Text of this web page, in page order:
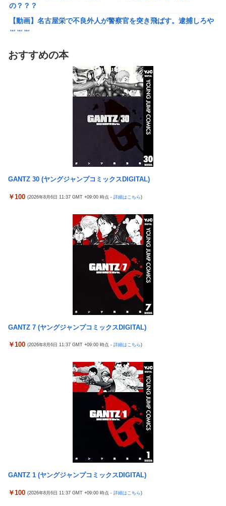
【勇者王ガオガイガー】PLAMATEA「獅子王凱」プラモデル
【明日予約開始】
無理やり家族旅行に付いてきて露天風呂でも大声で嫌味を言う
決行した前代未聞の返り討ちがこちら←身体を張った捨て身の反
撃すぎる
【悲報】女「丸亀製麺美味しかったね」俺「また来ようよ」店員
「お会計2380円になりまーす」→その後『こう』なったんだが俺
悪くないよな？？？？？？？？
【驚愕】ユーチューバー「撮影で使うから、この高級時計も車も
ぜ～んぶ経費でタダ！ｗ」←まさかコレ本気にしてる奴なんてお
らんよな？よな？w w w w w w w w w w w
【衝撃画像】ババアがジジイにチェーンソー！？←一体何があっ
たんやコレw w w w w w w w w
【悲報】みい山の作者、自分の過去を消しまくる
が逮捕
【悲報】俺、「株の損失」が凄すぎて死にたい・・・
東京五輪出場の元重量挙げ日本代表選手逮捕 コンビニで卵2パ
ックとしょうゆ1本(835円相当)万引きし店長をケガさせたか
国民「円安で生活が苦しい！」高市「すぐにアメリカと異例の協
調介入して円高にしました」
水戸かな 人妻・主婦 不倫した【妻・かな】とその【相手・美
咲】にチ×ポを捻じ込んで子宮で理解らせてやった。
「コンビニ、馬鹿にすんなよ」→あのオーナー夫婦、不起訴ｗｗ
落ちる
高市政権「減税します」→財源「これから考えます」
【速報】日本一ソフトウェア「定価9000円のゲームです。買って
下さい。」→結果・・・
【訃報】人気Vtuberの犬、19歳で死去
とんでもない「積みプラ」がテレビで放送されてしまう
【正論】X民「真の弱者男性は恋愛ゲームとかアニメ見てない。
本当の闇を見せるね」←170000バズwwwwwww
【速報】ジャンポケ斎藤、求刑7年で逝く。実刑確実か
【シンデレラガールズ】 百鬼夜行をテーマとしたPOP UP SHOP
【エ□漫画】 学校で一番人気で憧れの清楚美人先輩JKに何故か突
の？？？
【動画】名古屋栄で不良外人が警察官を突き飛ばす。逮捕しろや
ｗｗｗ
【明日予約開始】
無理やり家族旅行に付いてきて露天風呂でも大声で嫌味を言う
姑。爆発寸前の私が他の客の前で「一世一代の勇気」を振り絞り
決行した前代未聞の返り討ちがこちら←身体を張った捨て身の反
【悲報】まどマギ映画、来月公開なのに話題にならない
【悲報】Amazon、デザイン改悪か
【愕然】ワイ、久しぶりに元カノのインスタ見た結果とんでもな
オコエ瑠偉、メキシコに渡って2球団を即クビ→SNS更新が3ヶ月
間止まって消息不明に
と「Type-B」になってしまう
「コンビニ、馬鹿にすんなよ」→あのオーナー夫婦、不起訴ｗｗ
【悲報】ジャンプ、ついに98万部…全盛期653万部からここまで
高市政権「減税します」→財源「これから考えます」
【悲報】熊本は猛暑と断水…その頃、茂木外相は中南米でニッコ
【エ□漫画】 学校で一番人気で憧れの清楚美人先輩JKに何故か突
然エ□動画撮影の竿役を頼まれて…！？
は直近での値上げ可能性低い」
エクスアリーナ松戸がディスクアップ2を撤去したらしくディス
クアッパーさん達から落胆の声
セクシー女優「熊本に300万円寄付します」 アンチ「汚い金あり
【実戦報告】eSAOアリシゼーションの評判まとめ！新台稼働
No.1！出率98％、平均19回転とフェアに楽しめる数値が出てい
やヒデヨシちゃんはママなのか。ノブ様はママではないのかを
【日向坂46】 下着姿のかほりん、大丈夫かこれ…
おすすめの本
GANTZ 30 (ヤングジャンプコミックスDIGITAL)
￥100 (2026年8月6日 11:37 GMT +09:00 時点 - 詳細はこちら)
GANTZ 7 (ヤングジャンプコミックスDIGITAL)
￥100 (2026年8月6日 11:37 GMT +09:00 時点 - 詳細はこちら)
GANTZ 1 (ヤングジャンプコミックスDIGITAL)
￥100 (2026年8月6日 11:37 GMT +09:00 時点 - 詳細はこちら)